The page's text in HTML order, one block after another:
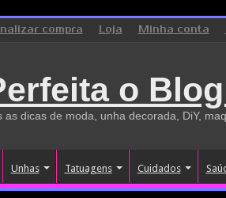
compra Loja Minha conta
o
as dicas de moda, unha decorada, DiY,
Unhas Tatuagens Cuidados